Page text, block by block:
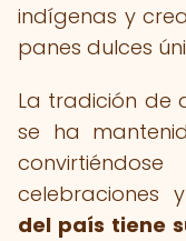
indígenas y
panes dulces
La tradición de
se ha
celebraciones
del país tiene